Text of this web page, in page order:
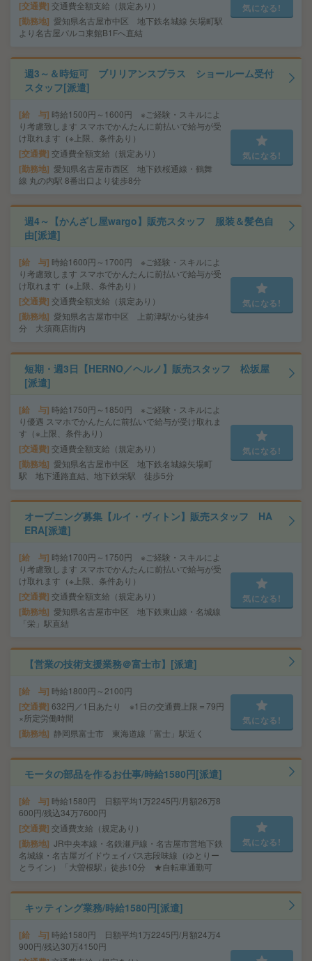
交通費 交通費全額支給（規定あり）
勤務地 愛知県名古屋市中区 地下鉄名城線 矢場町駅
より名古屋パルコ東館B1Fへ直結
気になる!
週3～＆時短可 ブリリアンスプラス ショールーム受付
スタッフ[派遣]
給 与 時給1500円～1600円 ※ご経験・スキルによ
り考慮致します スマホでかんたんに前払いで給与が受
け取れます（※上限、条件あり）
交通費 交通費全額支給（規定あり）
勤務地 愛知県名古屋市西区 地下鉄桜通線・鶴舞
線 丸の内駅 8番出口より徒歩8分
気になる!
週4～【かんざし屋wargo】販売スタッフ 服装＆髪色自
由[派遣]
給 与 時給1600円～1700円 ※ご経験・スキルによ
り考慮致します スマホでかんたんに前払いで給与が受
け取れます（※上限、条件あり）
交通費 交通費全額支給（規定あり）
勤務地 愛知県名古屋市中区 上前津駅から徒歩4
分 大須商店街内
気になる!
短期・週3日【HERNO／ヘルノ】販売スタッフ 松坂屋
[派遣]
給 与 時給1750円～1850円 ※ご経験・スキルによ
り優遇 スマホでかんたんに前払いで給与が受け取れま
す（※上限、条件あり）
交通費 交通費全額支給（規定あり）
勤務地 愛知県名古屋市中区 地下鉄名城線矢場町
駅 地下通路直結、地下鉄栄駅 徒歩5分
気になる!
オープニング募集【ルイ・ヴィトン】販売スタッフ HA
ERA[派遣]
給 与 時給1700円～1750円 ※ご経験・スキルによ
り考慮致します スマホでかんたんに前払いで給与が受
け取れます（※上限、条件あり）
交通費 交通費全額支給（規定あり）
勤務地 愛知県名古屋市中区 地下鉄東山線・名城線
「栄」駅直結
気になる!
【営業の技術支援業務＠富士市】[派遣]
給 与 時給1800円～2100円
交通費 632円／1日あたり ※1日の交通費上限＝79円
×所定労働時間
勤務地 静岡県富士市 東海道線「富士」駅近く
気になる!
モータの部品を作るお仕事/時給1580円[派遣]
給 与 時給1580円 日額平均1万2245円/月額26万8
600円/残込34万7600円
交通費 交通費支給（規定あり）
勤務地 JR中央本線・名鉄瀬戸線・名古屋市営地下鉄
名城線・名古屋ガイドウェイバス志段味線（ゆとりー
とライン）「大曽根駅」徒歩10分 ★自転車通勤可
気になる!
キッティング業務/時給1580円[派遣]
給 与 時給1580円 日額平均1万2245円/月額24万4
900円/残込30万4150円